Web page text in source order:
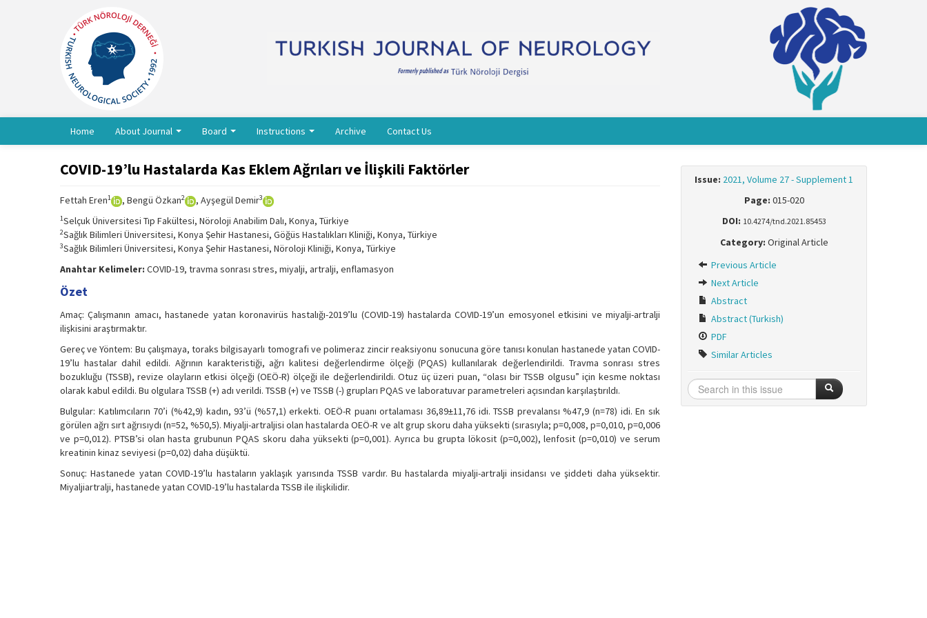
Home About Journal Board Instructions Archive Contact Us
COVID-19’lu Hastalarda Kas Eklem Ağrıları ve İlişkili Faktörler
Fettah Eren1 , Bengü Özkan2 , Ayşegül Demir3
1Selçuk Üniversitesi Tıp Fakültesi, Nöroloji Anabilim Dalı, Konya, Türkiye
2Sağlık Bilimleri Üniversitesi, Konya Şehir Hastanesi, Göğüs Hastalıkları Kliniği, Konya, Türkiye
3Sağlık Bilimleri Üniversitesi, Konya Şehir Hastanesi, Nöroloji Kliniği, Konya, Türkiye
Anahtar Kelimeler: COVID-19, travma sonrası stres, miyalji, artralji, enflamasyon
Özet
Amaç: Çalışmanın amacı, hastanede yatan koronavirüs hastalığı-2019’lu (COVID-19) hastalarda COVID-19’un emosyonel etkisini ve miyalji-artralji
ilişkisini araştırmaktır.
Gereç ve Yöntem: Bu çalışmaya, toraks bilgisayarlı tomografi ve polimeraz zincir reaksiyonu sonucuna göre tanısı konulan hastanede yatan COVID-
19’lu hastalar dahil edildi. Ağrının karakteristiği, ağrı kalitesi değerlendirme ölçeği (PQAS) kullanılarak değerlendirildi. Travma sonrası stres
bozukluğu (TSSB), revize olayların etkisi ölçeği (OEÖ-R) ölçeği ile değerlendirildi. Otuz üç üzeri puan, “olası bir TSSB olgusu” için kesme noktası
olarak kabul edildi. Bu olgulara TSSB (+) adı verildi. TSSB (+) ve TSSB (-) grupları PQAS ve laboratuvar parametreleri açısından karşılaştırıldı.
Bulgular: Katılımcıların 70’i (%42,9) kadın, 93’ü (%57,1) erkekti. OEÖ-R puanı ortalaması 36,89±11,76 idi. TSSB prevalansı %47,9 (n=78) idi. En sık
görülen ağrı sırt ağrısıydı (n=52, %50,5). Miyalji-artraljisi olan hastalarda OEÖ-R ve alt grup skoru daha yüksekti (sırasıyla; p=0,008, p=0,010, p=0,006
ve p=0,012). PTSB’si olan hasta grubunun PQAS skoru daha yüksekti (p=0,001). Ayrıca bu grupta lökosit (p=0,002), lenfosit (p=0,010) ve serum
kreatinin kinaz seviyesi (p=0,02) daha düşüktü.
Sonuç: Hastanede yatan COVID-19’lu hastaların yaklaşık yarısında TSSB vardır. Bu hastalarda miyalji-artralji insidansı ve şiddeti daha yüksektir.
Miyaljiartralji, hastanede yatan COVID-19’lu hastalarda TSSB ile ilişkilidir.
Issue: 2021, Volume 27 - Supplement 1
Page: 015-020
DOI: 10.4274/tnd.2021.85453
Category: Original Article
Previous Article
Next Article
Abstract
Abstract (Turkish)
PDF
Similar Articles